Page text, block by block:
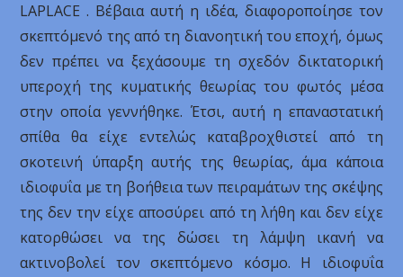
LAPLACE . Βέβαια αυτή η ιδέα, διαφοροποίησε τον
σκεπτόμενό της από τη διανοητική του εποχή, όμως
δεν πρέπει να ξεχάσουμε τη σχεδόν δικτατορική
υπεροχή της κυματικής θεωρίας του φωτός μέσα
στην οποία γεννήθηκε. Έτσι, αυτή η επαναστατική
σπίθα θα είχε εντελώς καταβροχθιστεί από τη
σκοτεινή ύπαρξη αυτής της θεωρίας, άμα κάποια
ιδιοφυΐα με τη βοήθεια των πειραμάτων της σκέψης
της δεν την είχε αποσύρει από τη λήθη και δεν είχε
κατορθώσει να της δώσει τη λάμψη ικανή να
ακτινοβολεί τον σκεπτόμενο κόσμο. Η ιδιοφυΐα